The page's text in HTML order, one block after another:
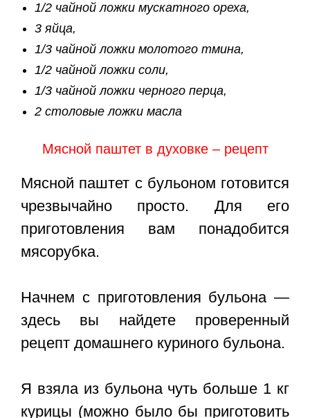
1/2 чайной ложки мускатного ореха,
3 яйца,
1/3 чайной ложки молотого тмина,
1/2 чайной ложки соли,
1/3 чайной ложки черного перца,
2 столовые ложки масла
Мясной паштет в духовке – рецепт
Мясной паштет с бульоном готовится
чрезвычайно просто. Для его
приготовления вам понадобится
мясорубка.
Начнем с приготовления бульона —
здесь вы найдете проверенный
рецепт домашнего куриного бульона.
Я взяла из бульона чуть больше 1 кг
курицы (можно было бы приготовить